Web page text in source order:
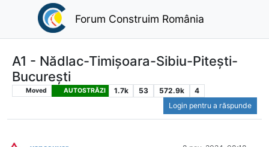
Forum Construim România
A1 - Nădlac-Timișoara-Sibiu-Pitești-
București
Moved AUTOSTRĂZI 1.7k 53 572.9k
4
Login pentru a răspunde